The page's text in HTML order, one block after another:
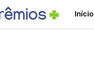
Início